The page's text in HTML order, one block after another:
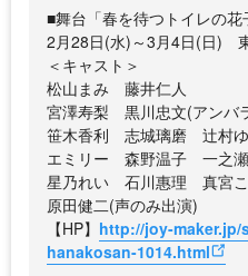
■舞台「春を待つトイレの花
2月28日(水)～3月4日(日)
＜キャスト＞
松山まみ 藤井仁人
宮澤寿梨 黒川忠文(アン
笹木香利 志城璃磨 辻村
エミリー 森野温子 一之
星乃れい 石川惠理 真宮
原田健二(声のみ出演)
【HP】 http://joy-
hanakosan-1014.html